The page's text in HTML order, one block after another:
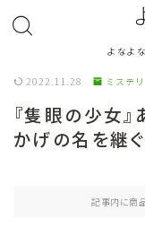
よなよ
ジャンル
2022.11.28 ミステリ
『隻眼の少女
かげの名を継
記事内に商